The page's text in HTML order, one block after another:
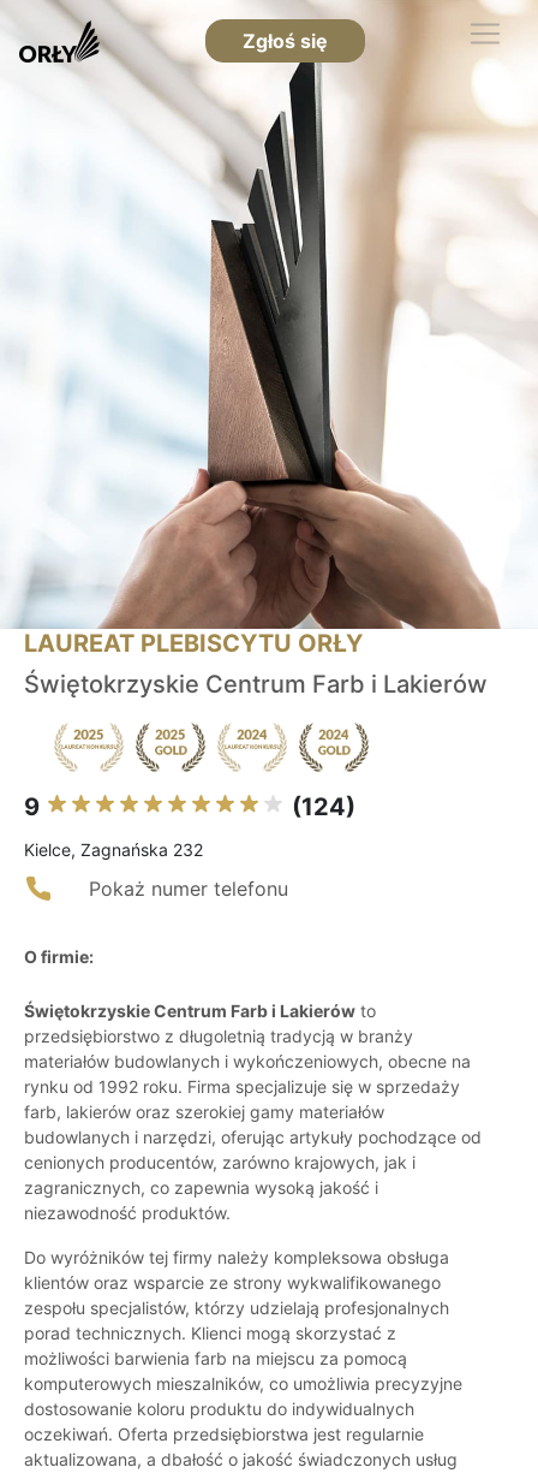
Zgłoś się
LAUREAT PLEBISCYTU ORŁY
Świętokrzyskie Centrum Farb i Lakierów
9 (124)
Kielce, Zagnańska 232
Pokaż numer telefonu
O firmie:
Świętokrzyskie Centrum Farb i Lakierów to
przedsiębiorstwo z długoletnią tradycją w branży
materiałów budowlanych i wykończeniowych, obecne na
rynku od 1992 roku. Firma specjalizuje się w sprzedaży
farb, lakierów oraz szerokiej gamy materiałów
budowlanych i narzędzi, oferując artykuły pochodzące od
cenionych producentów, zarówno krajowych, jak i
zagranicznych, co zapewnia wysoką jakość i
niezawodność produktów.
Do wyróżników tej firmy należy kompleksowa obsługa
klientów oraz wsparcie ze strony wykwalifikowanego
zespołu specjalistów, którzy udzielają profesjonalnych
porad technicznych. Klienci mogą skorzystać z
możliwości barwienia farb na miejscu za pomocą
komputerowych mieszalników, co umożliwia precyzyjne
dostosowanie koloru produktu do indywidualnych
oczekiwań. Oferta przedsiębiorstwa jest regularnie
aktualizowana, a dbałość o jakość świadczonych usług